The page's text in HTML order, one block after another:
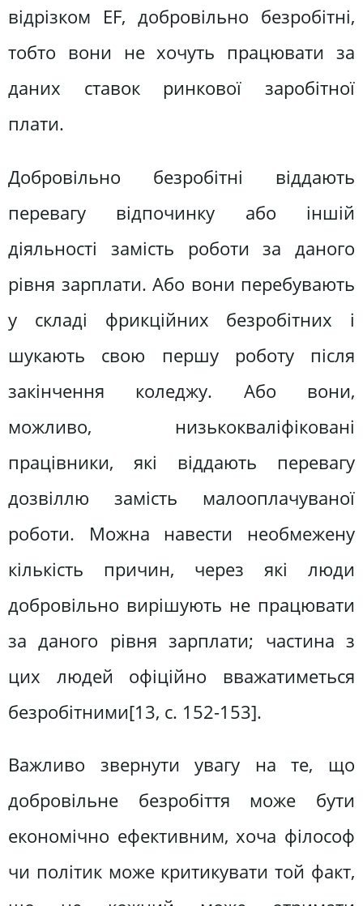
відрізком EF, добровільно безробітні,
тобто вони не хочуть працювати за
даних ставок ринкової заробітної
плати.
Добровільно безробітні віддають
перевагу відпочинку або іншій
діяльності замість роботи за даного
рівня зарплати. Або вони перебувають
у складі фрикційних безробітних і
шукають свою першу роботу після
закінчення коледжу. Або вони,
можливо, низькокваліфіковані
працівники, які віддають перевагу
дозвіллю замість малооплачуваної
роботи. Можна навести необмежену
кількість причин, через які люди
добровільно вирішують не працювати
за даного рівня зарплати; частина з
цих людей офіційно вважатиметься
безробітними[13, c. 152-153].
Важливо звернути увагу на те, що
добровільне безробіття може бути
економічно ефективним, хоча філософ
чи політик може критикувати той факт,